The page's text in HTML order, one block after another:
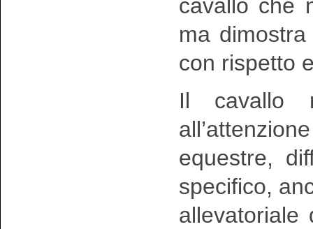
cavallo che
ma
con rispetto
Il cavallo
equestre,
specifico,
allevatoriale